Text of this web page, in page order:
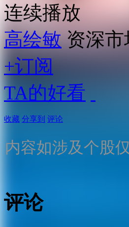
连续播放
高绘敏 资深
+订阅
TA的好看
收藏 分享到 评论
内容如涉及个股
评论